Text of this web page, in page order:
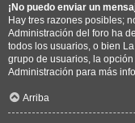
¡No puedo enviar un
Hay tres razones posibles;
Administración del foro ha
todos los usuarios, o bien
grupo de usuarios, la
Administración para más
Arriba